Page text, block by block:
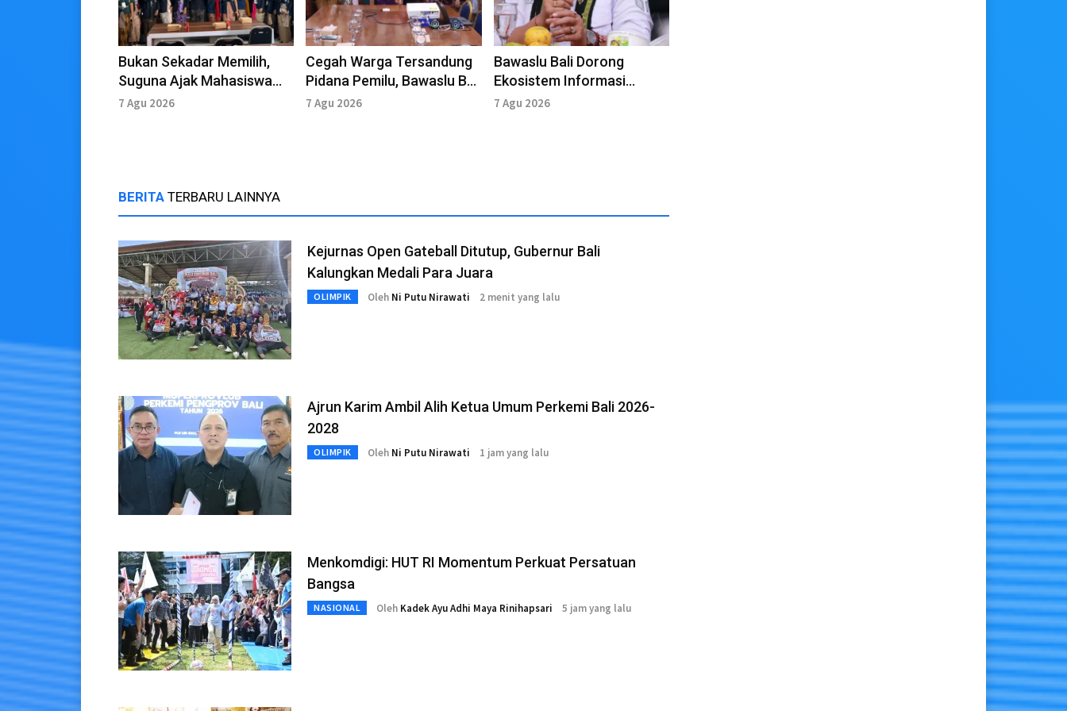
Bukan Sekadar Memilih,
Suguna Ajak Mahasiswa
Kawal Demokrasi
7 Agu 2026
Cegah Warga Tersandung
Pidana Pemilu, Bawaslu Bali
Perluas Literasi Politik
7 Agu 2026
Bawaslu Bali Dorong
Ekosistem Informasi
Kepemiluan yang Akurat di
7 Agu 2026
BERITA TERBARU LAINNYA
Kejurnas Open Gateball Ditutup, Gubernur Bali
Kalungkan Medali Para Juara
OLIMPIK Oleh Ni Putu Nirawati 2 menit yang lalu
Ajrun Karim Ambil Alih Ketua Umum Perkemi Bali 2026-
2028
OLIMPIK Oleh Ni Putu Nirawati 1 jam yang lalu
Menkomdigi: HUT RI Momentum Perkuat Persatuan
Bangsa
NASIONAL Oleh Kadek Ayu Adhi Maya Rinihapsari 5 jam yang lalu